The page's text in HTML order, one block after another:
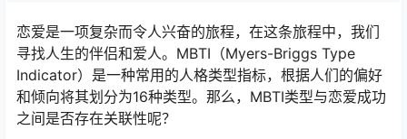
恋爱是一项复杂而令人兴奋的旅程，在这条旅程中，我们
寻找人生的伴侣和爱人。MBTI（Myers-Briggs Type
Indicator）是一种常用的人格类型指标，根据人们的偏好
和倾向将其划分为16种类型。那么，MBTI类型与恋爱成功
之间是否存在关联性呢？